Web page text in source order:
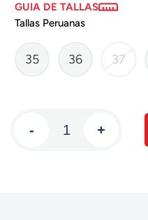
GUIA DE TALLAS
Tallas Peruanas
35 36 37
- +